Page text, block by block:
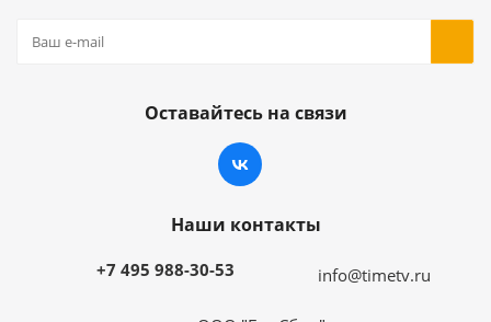
Оставайтесь на связи
Наши контакты
+7 495 988-30-53 info@timetv.ru